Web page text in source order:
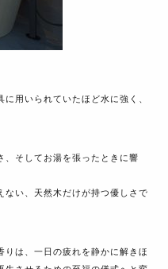
用いられていたほど水に強く、
、そしてお湯を張ったときに響
ない、天然木だけが持つ優しさで
りは、一日の疲れを静かに解きほ